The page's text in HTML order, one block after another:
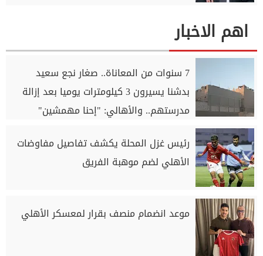
اهم الاخبار
7 سنوات من المعاناة.. صغار نجع سعيد
بدشنا يسيرون 3 كيلومترات يوميا بعد إزالة
مدرستهم.. والأهالي: "إحنا مهمشين"
رئيس غزل المحلة يكشف تفاصيل مفاوضات
الأهلي لضم موهبة الفريق
موعد انضمام منصف بقرار لمعسكر الأهلي